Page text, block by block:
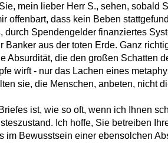
mein lieber Herr S., sehen, sobald
offenbart, dass kein Beben
durch Spendengelder finanziertes
Banker aus der toten Erde. Ganz
Absurdität, die den großen Schatten
wirft - nur das Lachen eines
sie, die Menschen, anbeten, nicht
ist, wie so oft, wenn ich Ihnen
Ich hoffe, Sie betreiben
im Bewusstsein einer ebensolchen